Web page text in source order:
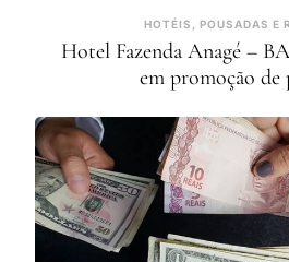
HOTÉIS, POUSADAS E
Hotel Fazenda Anagé –
em promoção de